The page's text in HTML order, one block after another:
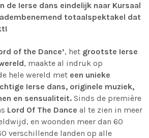
de Ierse dans eindelijk naar Kursaal
totaalspektakel dat
of the Dance’, het grootste Ierse
, maakte al indruk op
hele wereld met een unieke
Ierse dans, originele muziek,
en sensualiteit. Sinds de première
Lord Of The Dance al te zien in meer
en woonden meer dan 60
verschillende landen op alle